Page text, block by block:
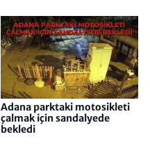
Adana parktaki motosikleti
çalmak için sandalyede
bekledi